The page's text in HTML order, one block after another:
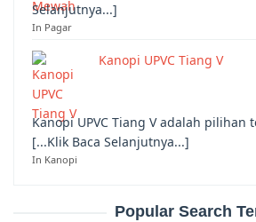
Selanjutnya...]
In Pagar
Kanopi UPVC Tiang V
Kanopi UPVC Tiang V adalah pilihan
[...Klik Baca Selanjutnya...]
In Kanopi
Popular Search